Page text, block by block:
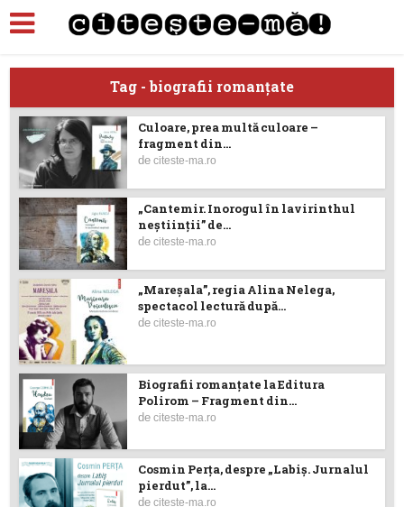
Tag - biografii romanţate
Culoare, prea multă culoare –
fragment din...
deciteste-ma.ro
„Cantemir. Inorogul în lavirinthul
neştiinţii” de...
deciteste-ma.ro
„Mareșala”, regia Alina Nelega,
spectacol lectură după...
deciteste-ma.ro
Biografii romanțate la Editura
Polirom – Fragment din...
deciteste-ma.ro
Cosmin Perța, despre „Labiș. Jurnalul
pierdut”, la...
deciteste-ma.ro